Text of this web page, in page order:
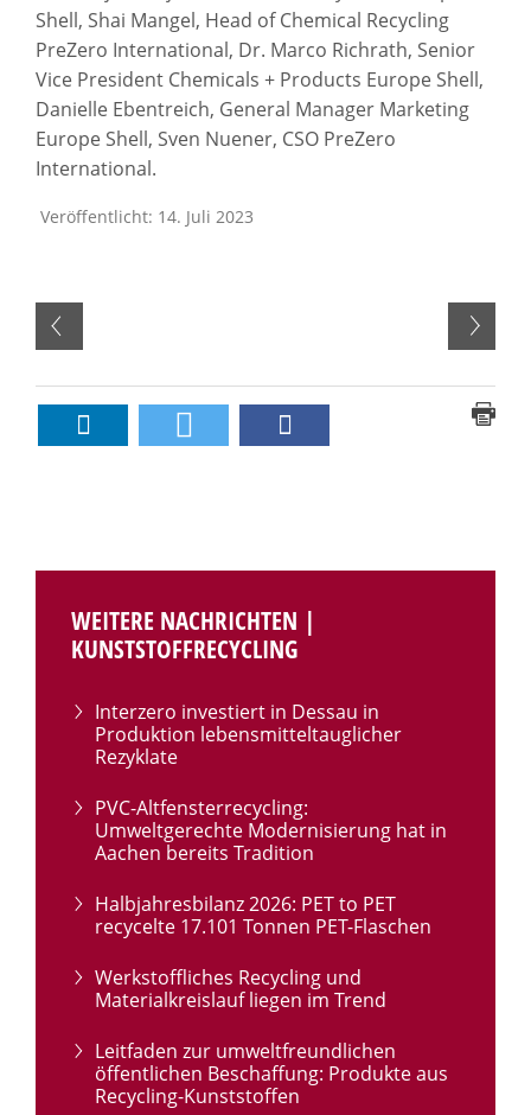
Shell, Shai Mangel, Head of Chemical Recycling
PreZero International, Dr. Marco Richrath, Senior
Vice President Chemicals + Products Europe Shell,
Danielle Ebentreich, General Manager Marketing
Europe Shell, Sven Nuener, CSO PreZero
International.
Veröffentlicht: 14. Juli 2023
WEITERE NACHRICHTEN |
KUNSTSTOFFRECYCLING
Interzero investiert in Dessau in
Produktion lebensmitteltauglicher
Rezyklate
PVC-Altfensterrecycling:
Umweltgerechte Modernisierung hat in
Aachen bereits Tradition
Halbjahresbilanz 2026: PET to PET
recycelte 17.101 Tonnen PET-Flaschen
Werkstoffliches Recycling und
Materialkreislauf liegen im Trend
Leitfaden zur umweltfreundlichen
öffentlichen Beschaffung: Produkte aus
Recycling-Kunststoffen